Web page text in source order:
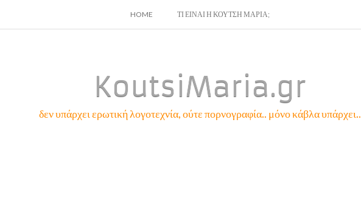
SKIP
HOME ΤΙ ΕΙΝΑΙ Η ΚΟΥΤΣΗ ΜΑΡΙΑ;
KoutsiMaria.gr
δεν υπάρχει ερωτική λογοτεχνία, ούτε πορνογραφία.. μόνο κάβλα υπάρχει..